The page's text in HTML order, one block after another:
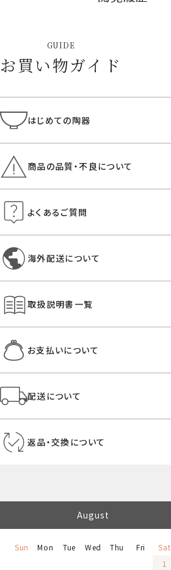
GUIDE
お買い物ガイド
はじめての陶器
商品の品質・不良について
よくあるご質問
海外配送について
取扱説明書一覧
お支払いについて
配送について
返品・交換について
August
Sun Mon Tue Wed Thu Fri
Sat
1